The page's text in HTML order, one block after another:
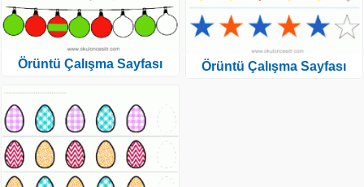
Örüntü Çalışma Sayfası Örüntü Çalışma Sayfası